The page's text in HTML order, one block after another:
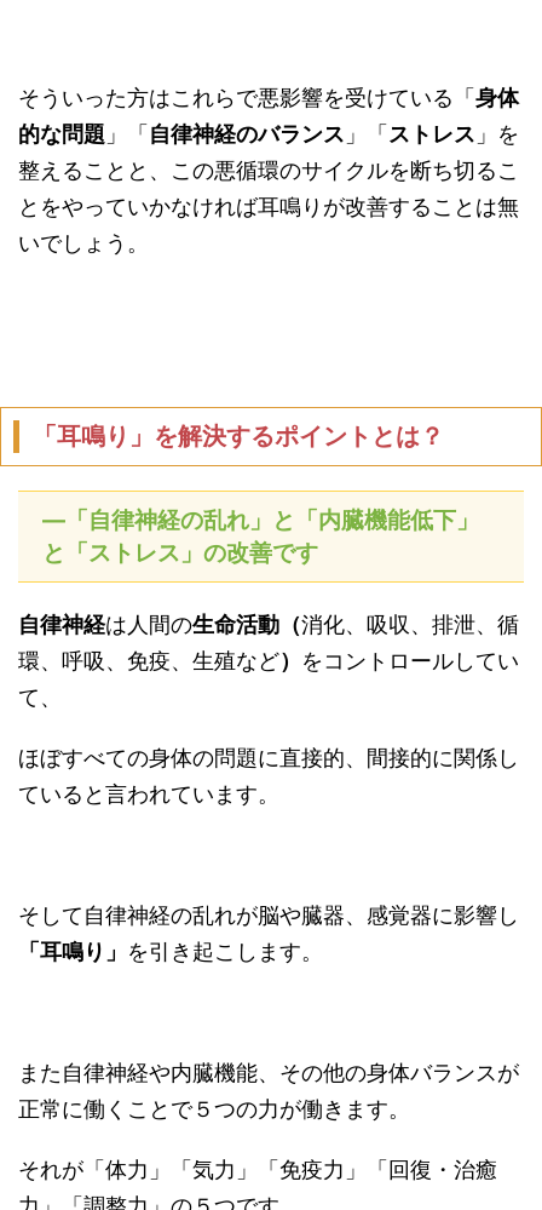
そういった方はこれらで悪影響を受けている「身体
的な問題 」「自律神経のバランス 」「ストレス 」を
整えることと、この悪循環のサイクルを断ち切るこ
とをやっていかなければ耳鳴りが改善することは無
いでしょう。
「耳鳴り」を解決するポイントとは？
―「自律神経の乱れ」と「内臓機能低下」
と「ストレス」の改善です
自律神経は人間の生命活動（消化、吸収、排泄、循
環、呼吸、免疫、生殖など） をコントロールしてい
て、
ほぼすべての身体の問題に直接的、間接的に関係し
ていると言われています。
そして自律神経の乱れが脳や臓器、感覚器に影響し
「耳鳴り」 を引き起こします。
また自律神経や内臓機能、その他の身体バランスが
正常に働くことで５つの力が働きます。
それが「体力」「気力」「免疫力」「回復・治癒